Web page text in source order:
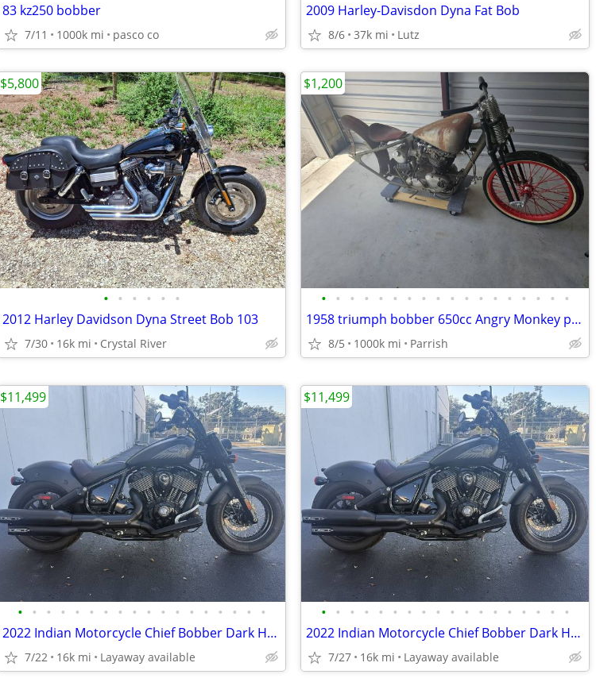
83 kz250 bobber
7/11 1000k mi pasco co
2009 Harley-Davisdon Dyna Fat Bob
8/6 37k mi Lutz
• • • • • •
2012 Harley Davidson Dyna Street Bob 103
7/30 16k mi Crystal River
$5,800
• • • • • • • • • • • • • • • • • •
1958 triumph bobber 650cc Angry Monkey project
8/5 1000k mi Parrish
$1,200
• • • • • • • • • • • • • • • • • •
2022 Indian Motorcycle Chief Bobber Dark Horse Black Smoke
7/22 16k mi Layaway available
$11,499
• • • • • • • • • • • • • • • • • •
2022 Indian Motorcycle Chief Bobber Dark Horse Black Smoke
7/27 16k mi Layaway available
$11,499